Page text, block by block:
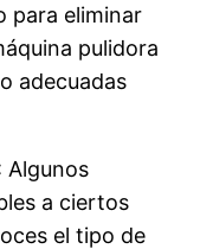
para eliminar
pulidora
adecuadas
Algunos
a ciertos
el tipo de